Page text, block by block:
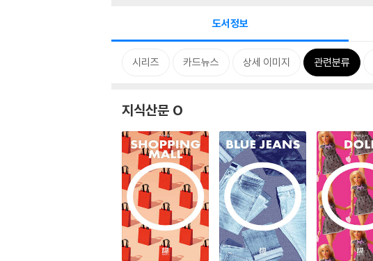
도서정보
시리즈 카드뉴스 상세 이미지 관련분류
지식산문 O